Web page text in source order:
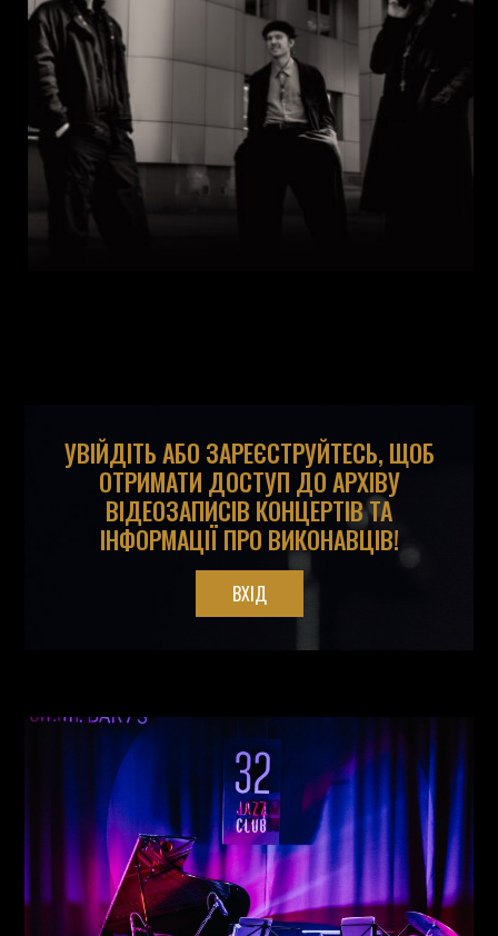
УВІЙДІТЬ АБО ЗАРЕЄСТРУЙТЕСЬ, ЩОБ
ОТРИМАТИ ДОСТУП ДО АРХІВУ
ВІДЕОЗАПИСІВ КОНЦЕРТІВ ТА
ІНФОРМАЦІЇ ПРО ВИКОНАВЦІВ!
ВХІД